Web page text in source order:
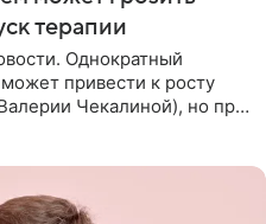
терапии
Однократный
привести к росту
Чекалиной), но при